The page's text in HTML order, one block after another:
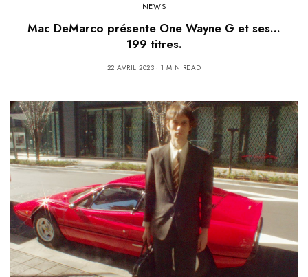
NEWS
Mac DeMarco présente One Wayne G et ses…
199 titres.
22 AVRIL 2023 1 MIN READ